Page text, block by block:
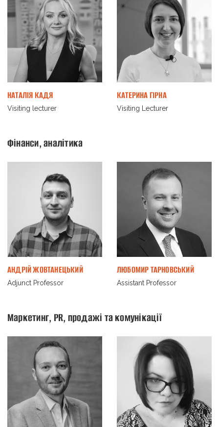
НАТАЛІЯ КАДЯ
Visiting lecturer
КАТЕРИНА ГІРНА
Visiting Lecturer
Фінанси, аналітика
АНДРІЙ ЖОВТАНЕЦЬКИЙ
Adjunct Professor
ЛЮБОМИР ТАРНОВСЬКИЙ
Assistant Professor
Маркетинг, PR, продажі та комунікації